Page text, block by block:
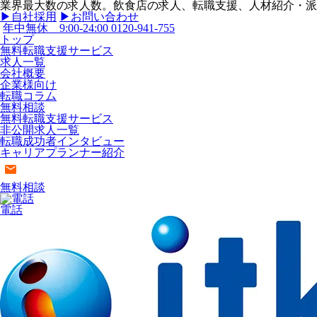
業界最大数の求人数。飲食店の求人、転職支援、人材紹介・
▶︎自社採用 ▶︎お問い合わせ
年中無休 9:00-24:00 0120-941-755
トップ
無料転職支援サービス
求人一覧
会社概要
企業様向け
転職コラム
無料相談
無料転職支援サービス
非公開求人一覧
転職成功者インタビュー
キャリアプランナー紹介
無料相談
電話